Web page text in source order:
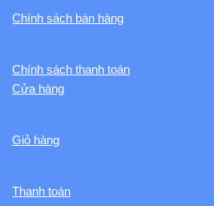
Chính sách bán hàng
Chính sách thanh toán
Cửa hàng
Giỏ hàng
Thanh toán